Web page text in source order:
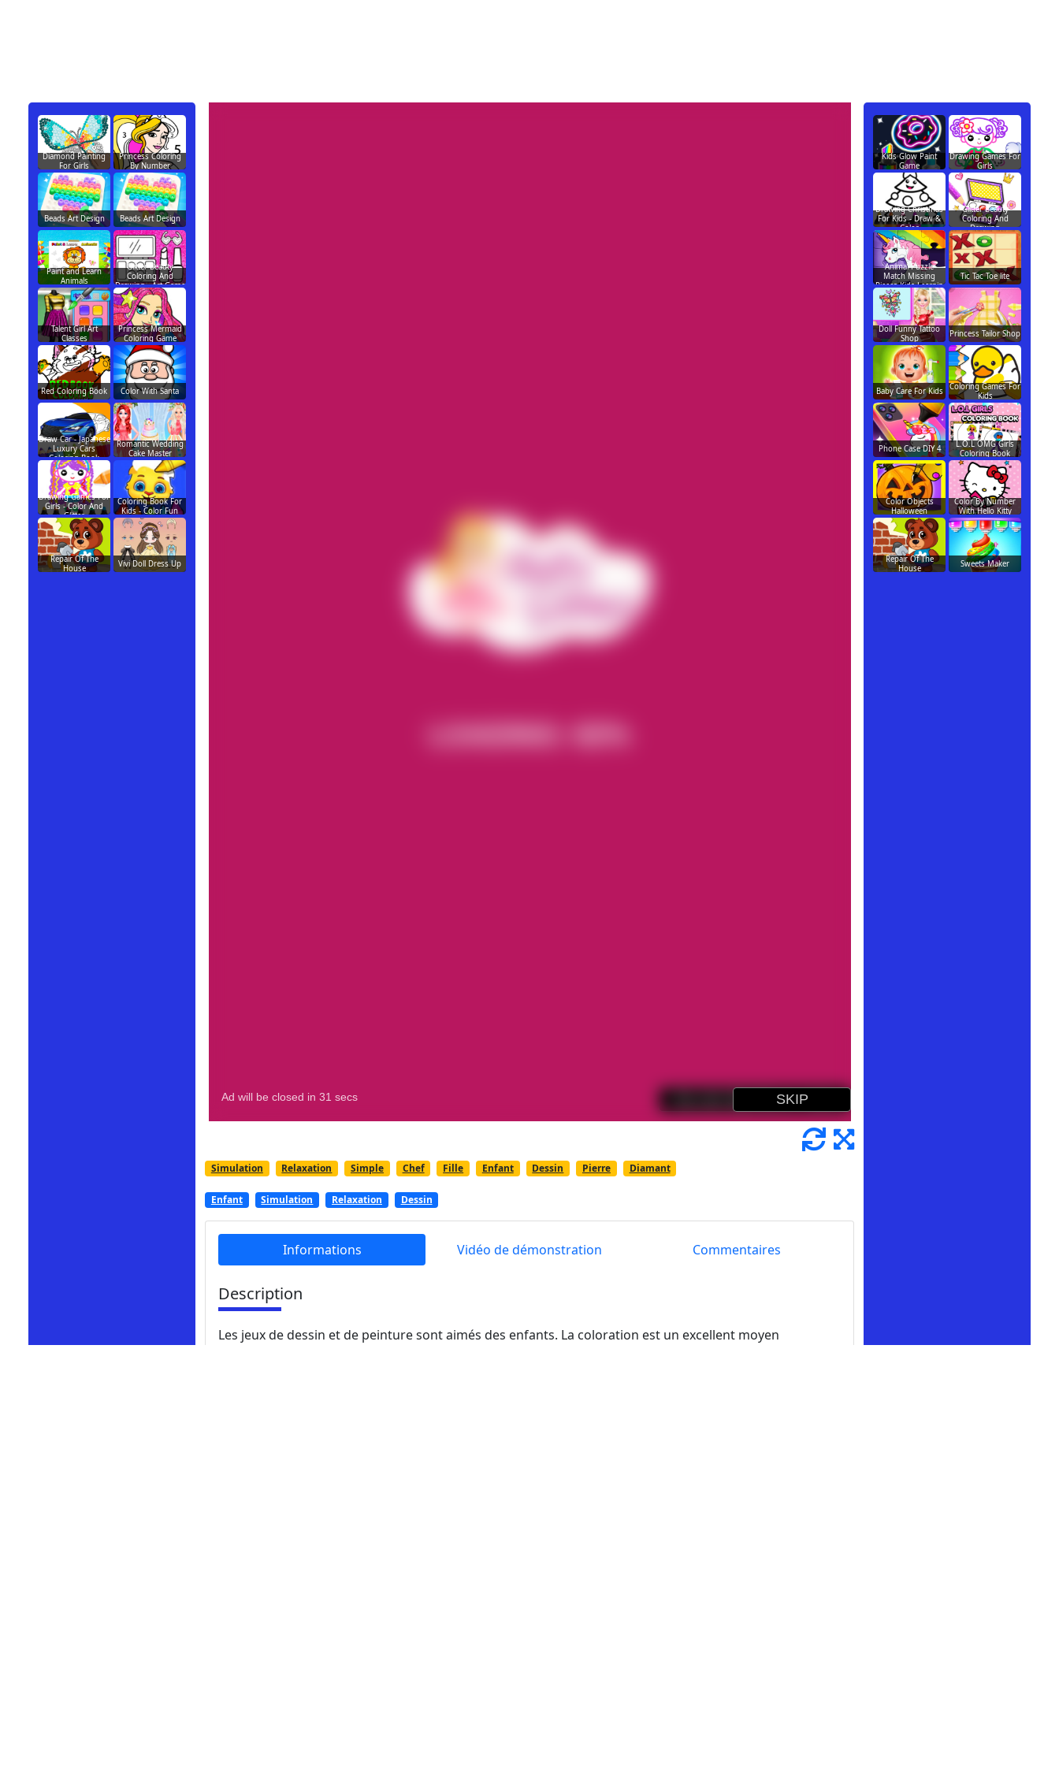
Simulation Relaxation Simple Chef Fille Enfant Dessin Pierre Diamant
Enfant Simulation Relaxation Dessin
Informations Vidéo de démonstration Commentaires
Description
Les jeux de dessin et de peinture sont aimés des enfants. La coloration est un excellent moyen
Diamond Painting
For Girls
Princess Coloring
By Number
Beads Art Design Beads Art Design
Paint and Learn
Animals
Glitter Beauty
Coloring And
Drawing - Art Game
Talent Girl Art
Classes
Princess Mermaid
Coloring Game
Red Coloring Book Color With Santa
Draw Car - Japanese
Luxury Cars
Coloring Book
Romantic Wedding
Cake Master
Drawing Games For
Girls - Color And
Glitter
Coloring Book For
Kids - Color Fun
Repair Of The
House
Vivi Doll Dress Up
Kids Glow Paint
Game
Drawing Games For
Girls
Drawing Christmas
For Kids - Draw &
Color
Glitter Beauty
Coloring And
Drawing
Animal Puzzle
Match Missing
Pieces Kids Learnin
Tic Tac Toe lite
Doll Funny Tattoo
Shop
Princess Tailor Shop
Baby Care For Kids
Coloring Games For
Kids
Phone Case DIY 4
L.O.L OMG Girls
Coloring Book
Color Objects
Halloween
Color By Number
With Hello Kitty
Repair Of The
House
Sweets Maker